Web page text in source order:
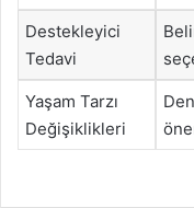
Destekleyici
Tedavi
Yaşam Tarzı
Değişiklikleri